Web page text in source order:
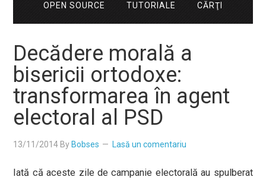
OPEN SOURCE TUTORIALE CĂRŢI
Decădere morală a
bisericii ortodoxe:
transformarea în agent
electoral al PSD
13/11/2014 By Bobses Lasă un comentariu
Iată că aceste zile de campanie electorală au spulberat